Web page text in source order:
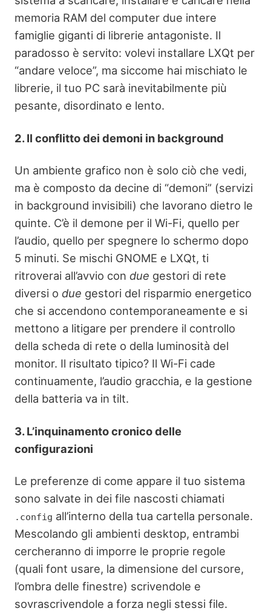
memoria RAM del computer due intere
famiglie giganti di librerie antagoniste. Il
paradosso è servito: volevi installare LXQt per
“andare veloce”, ma siccome hai mischiato le
librerie, il tuo PC sarà inevitabilmente più
pesante, disordinato e lento.
2. Il conflitto dei demoni in background
Un ambiente grafico non è solo ciò che vedi,
ma è composto da decine di “demoni” (servizi
in background invisibili) che lavorano dietro le
quinte. C’è il demone per il Wi-Fi, quello per
l’audio, quello per spegnere lo schermo dopo
5 minuti. Se mischi GNOME e LXQt, ti
ritroverai all’avvio con due gestori di rete
diversi o due gestori del risparmio energetico
che si accendono contemporaneamente e si
mettono a litigare per prendere il controllo
della scheda di rete o della luminosità del
monitor. Il risultato tipico? Il Wi-Fi cade
continuamente, l’audio gracchia, e la gestione
della batteria va in tilt.
3. L’inquinamento cronico delle
configurazioni
Le preferenze di come appare il tuo sistema
sono salvate in dei file nascosti chiamati
.config all’interno della tua cartella personale.
Mescolando gli ambienti desktop, entrambi
cercheranno di imporre le proprie regole
(quali font usare, la dimensione del cursore,
l’ombra delle finestre) scrivendole e
sovrascrivendole a forza negli stessi file.